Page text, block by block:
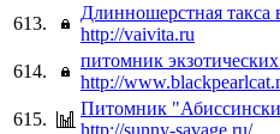
613.
Длинношерстная
http://vaivita.ru
614.
питомник
http://
615.
Питомник
http://sunny-savage.ru/